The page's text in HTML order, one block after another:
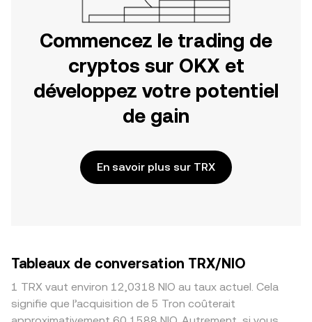
Commencez le trading de
cryptos sur OKX et
développez votre potentiel
de gain
En savoir plus sur TRX
Tableaux de conversation TRX/NIO
1 TRX vaut environ 12,0318 NIO au taux actuel. Cela
signifie que l’acquisition de 5 Tron coûterait